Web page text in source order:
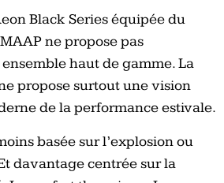
Black Series équipée du
ne propose pas
haut de gamme. La
propose surtout une vision
de la performance estivale.
basée sur l’explosion ou
davantage centrée sur la